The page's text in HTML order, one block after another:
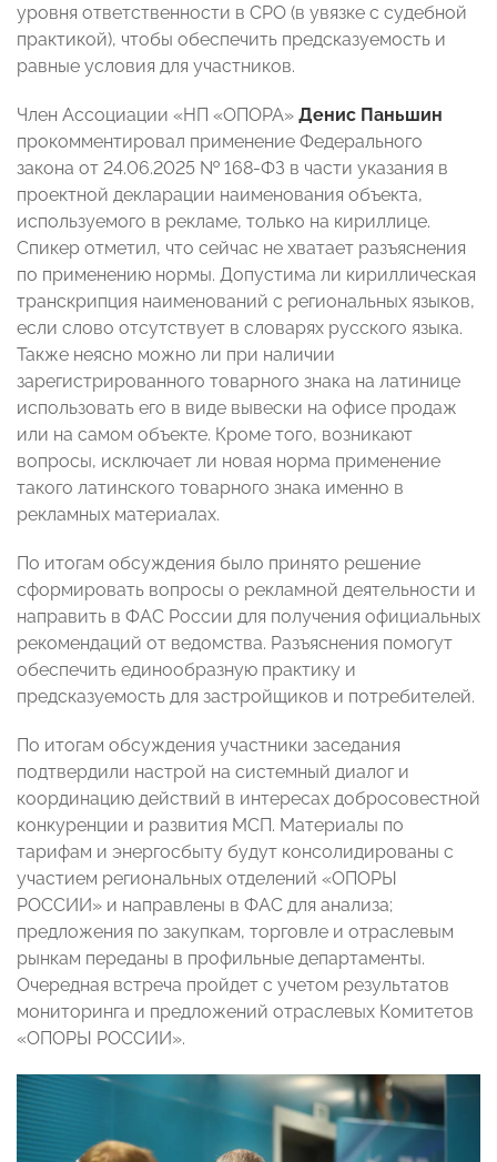
уровня ответственности в СРО (в увязке с судебной
практикой), чтобы обеспечить предсказуемость и
равные условия для участников.
Член Ассоциации «НП «ОПОРА» Денис Паньшин
прокомментировал применение Федерального
закона от 24.06.2025 № 168‑ФЗ в части указания в
проектной декларации наименования объекта,
используемого в рекламе, только на кириллице.
Спикер отметил, что сейчас не хватает разъяснения
по применению нормы. Допустима ли кириллическая
транскрипция наименований с региональных языков,
если слово отсутствует в словарях русского языка.
Также неясно можно ли при наличии
зарегистрированного товарного знака на латинице
использовать его в виде вывески на офисе продаж
или на самом объекте. Кроме того, возникают
вопросы, исключает ли новая норма применение
такого латинского товарного знака именно в
рекламных материалах.
По итогам обсуждения было принято решение
сформировать вопросы о рекламной деятельности и
направить в ФАС России для получения официальных
рекомендаций от ведомства. Разъяснения помогут
обеспечить единообразную практику и
предсказуемость для застройщиков и потребителей.
По итогам обсуждения участники заседания
подтвердили настрой на системный диалог и
координацию действий в интересах добросовестной
конкуренции и развития МСП. Материалы по
тарифам и энергосбыту будут консолидированы с
участием региональных отделений «ОПОРЫ
РОССИИ» и направлены в ФАС для анализа;
предложения по закупкам, торговле и отраслевым
рынкам переданы в профильные департаменты.
Очередная встреча пройдет с учетом результатов
мониторинга и предложений отраслевых Комитетов
«ОПОРЫ РОССИИ».